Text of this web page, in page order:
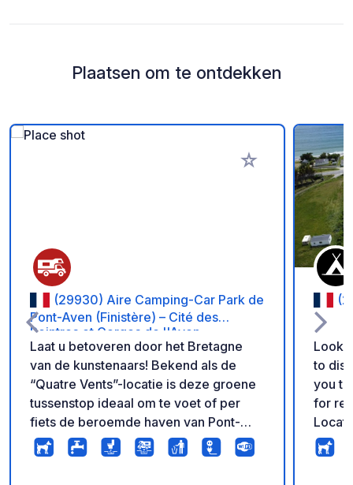
Plaatsen om te ontdekken
Voeg toe aan je
(29930) Aire Camping-Car Park de
Pont-Aven (Finistère) – Cité des
Peintres et Gorges de l'Aven
Laat u betoveren door het Bretagne
van de kunstenaars! Bekend als de
“Quatre Vents”-locatie is deze groene
tussenstop ideaal om te voet of per
fiets de beroemde haven van Pont-
Aven, zijn kunstgalerijen, molens en de
prachtige paden langs de rivier te
to
you
for
will